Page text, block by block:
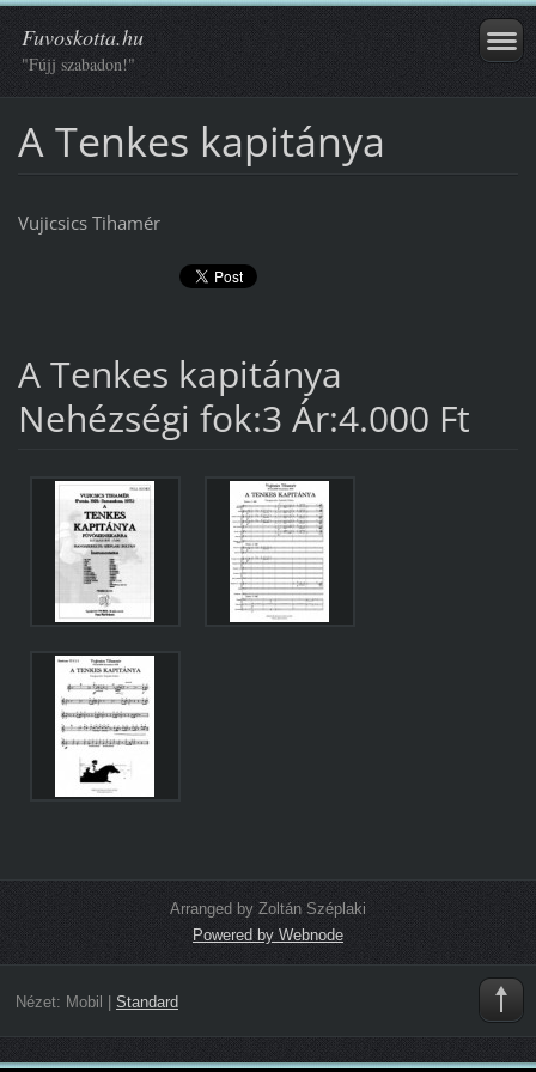
Fuvoskotta.hu
"Fújj szabadon!"
A Tenkes kapitánya
Vujicsics Tihamér
A Tenkes kapitánya
Nehézségi fok:3 Ár:4.000 Ft
Arranged by Zoltán Széplaki
Powered by Webnode
Nézet: Mobil | Standard